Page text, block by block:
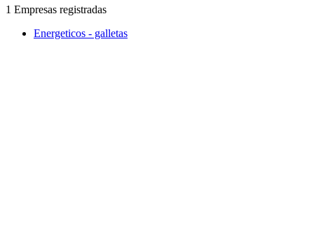
1 Empresas registradas
Energeticos - galletas